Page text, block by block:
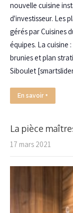
nouvelle cuisine
d'investisseur. Les
gérés par Cuisines
équipes. La cuisine
brunies et plan
Siboulet
En savoir +
La pièce
17 mars 2021